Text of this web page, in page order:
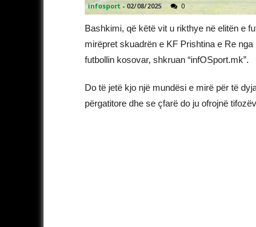
infosport - 02/08/2025 0
Bashkimi, që këtë vit u rikthye në elitën e
mirëpret skuadrën e KF Prishtina e Re
futbollin kosovar, shkruan “infOSport.mk”.
Do të jetë kjo një mundësi e mirë për të
përgatitore dhe se çfarë do ju ofrojnë